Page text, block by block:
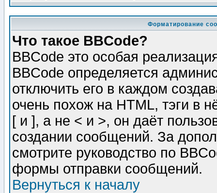
Форматирование
Что такое BBCode?
BBCode это особая
BBCode определяется
отключить его в каждом
очень похож на HTML, тэги в
[ и ], а не < и >, он даёт
создании сообщений. За
смотрите руководство по
формы отправки сообщений.
Вернуться к началу